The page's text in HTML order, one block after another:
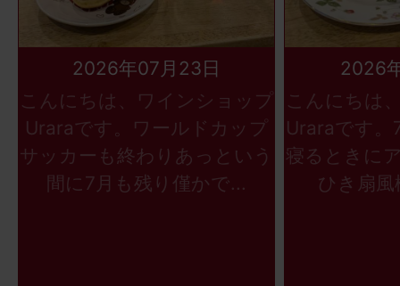
2026年07月23日
こんにちは、ワインショップ
Uraraです。ワールドカップ
サッカーも終わりあっという
間に7月も残り僅かで...
2026
こんにちは
Uraraです。
寝るときに
ひき扇